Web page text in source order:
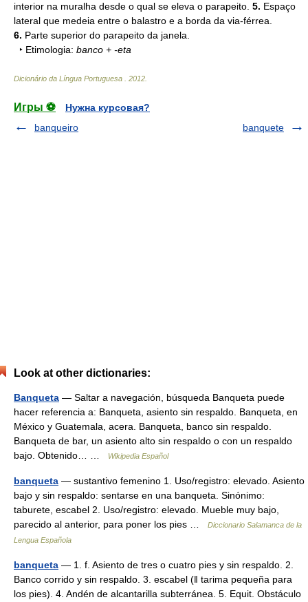
interior na muralha desde o qual se eleva o parapeito. 5. Espaço
lateral que medeia entre o balastro e a borda da via-férrea.
6. Parte superior do parapeito da janela.
‣ Etimologia: banco + -eta
Dicionário da Língua Portuguesa 2012
Игры ⚽
Нужна курсовая?
banqueiro
banquete
Look at other dictionaries:
Banqueta — Saltar a navegación, búsqueda Banqueta puede
hacer referencia a: Banqueta, asiento sin respaldo. Banqueta, en
México y Guatemala, acera. Banqueta, banco sin respaldo.
Banqueta de bar, un asiento alto sin respaldo o con un respaldo
bajo. Obtenido… …
Wikipedia Español
banqueta — sustantivo femenino 1. Uso/registro: elevado. Asiento
bajo y sin respaldo: sentarse en una banqueta. Sinónimo:
taburete, escabel 2. Uso/registro: elevado. Mueble muy bajo,
parecido al anterior, para poner los pies …
Diccionario Salamanca de la
Lengua Española
banqueta — 1. f. Asiento de tres o cuatro pies y sin respaldo. 2.
Banco corrido y sin respaldo. 3. escabel (ǁ tarima pequeña para
los pies). 4. Andén de alcantarilla subterránea. 5. Equit. Obstáculo